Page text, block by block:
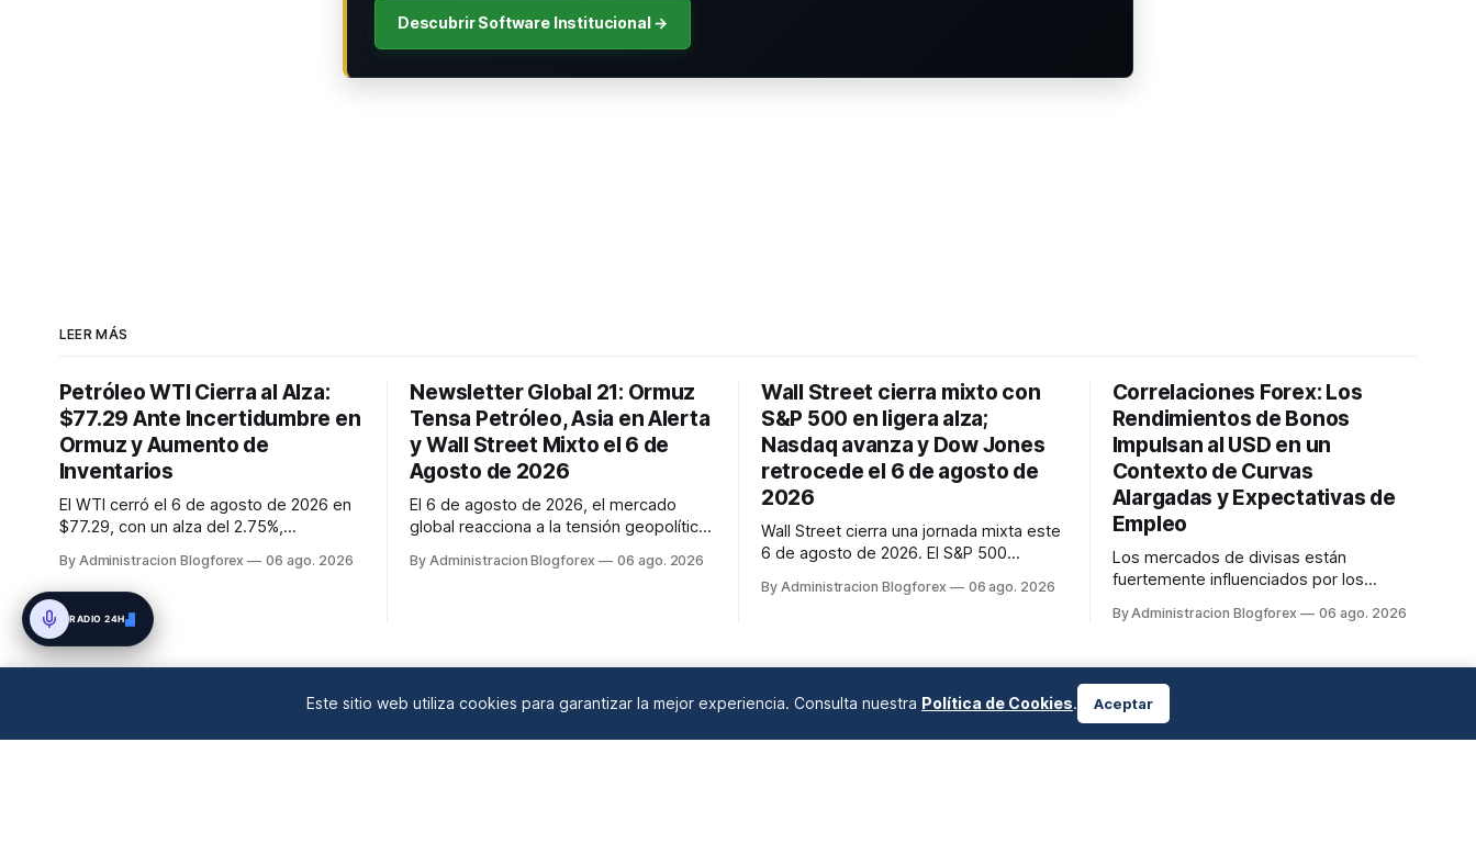
Descubrir Software Institucional →
LEER MÁS
Petróleo WTI Cierra al Alza:
$77.29 Ante Incertidumbre en
Ormuz y Aumento de
Inventarios
El WTI cerró el 6 de agosto de 2026 en
$77.29, con un alza del 2.75%,
estrecho de Ormuz, a pesar del
aumento inesperado en los inventarios
de crudo de EE. UU.
By Administracion Blogforex 06 ago. 2026
Newsletter Global 21: Ormuz
Tensa Petróleo, Asia en Alerta
y Wall Street Mixto el 6 de
Agosto de 2026
El 6 de agosto de 2026, el mercado
global reacciona a la tensión geopolítica.
negociaciones Irán-Omán, influye en la
By Administracion Blogforex 06 ago. 2026
Wall Street cierra mixto con
S&P 500 en ligera alza;
Nasdaq avanza y Dow Jones
retrocede el 6 de agosto de
2026
Wall Street cierra una jornada mixta este
6 de agosto de 2026. El S&P 500
Nasdaq avanza 0.23%, y el Dow Jones
geopolí...
By Administracion Blogforex 06 ago. 2026
Correlaciones Forex: Los
Rendimientos de Bonos
Impulsan al USD en un
Contexto de Curvas
Alargadas y Expectativas de
Empleo
Los mercados de divisas están
fuertemente influenciados por los
del Tesoro de EE.UU. a 10 años se sitúa
de agosto de 2026, mostrando un 'bear
steepening' impulsado por la inflación.
En la Eurozona, los rendimientos a ...
By Administracion Blogforex 06 ago. 2026
Este sitio web utiliza cookies para garantizar la mejor experiencia. Consulta nuestra Política de Cookies. Aceptar
RADIO 24H